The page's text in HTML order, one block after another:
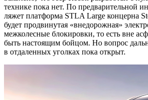
технике пока нет. По предварительной
ляжет платформа STLA Large концерна
будет продвинутая «внедорожная»
межколесные блокировки, то есть вне
быть настоящим бойцом. Но вопрос
в отдаленных уголках пока открыт.